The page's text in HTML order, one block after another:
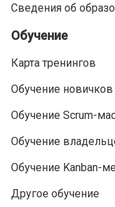
Сведения об
Обучение
Карта тренингов
Обучение
Обучение Scrum-
Обучение
Обучение Kanban-
Другое обучение